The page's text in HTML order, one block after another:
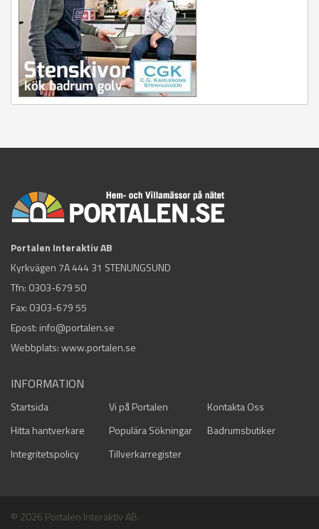
Portalen Interaktiv AB
Kyrkvägen 7A 444 31 STENUNGSUND
Tfn: 0303-679 50
Fax: 0303-679 55
Epost: info@portalen.se
Webbplats: www.portalen.se
INFORMATION
Startsida Vi på Portalen
Kontakta Oss
Hitta hantverkare
Populära Sökningar
Badrumsbutiker
Integritetspolicy
Tillverkarregister
© 2026 Portalen Interaktiv AB.